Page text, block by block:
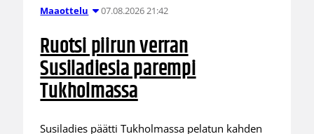
Maaottelu 07.08.2026 21:42
Ruotsi piirun verran
Susiladiesia parempi
Tukholmassa
Susiladies päätti Tukholmassa pelatun kahden